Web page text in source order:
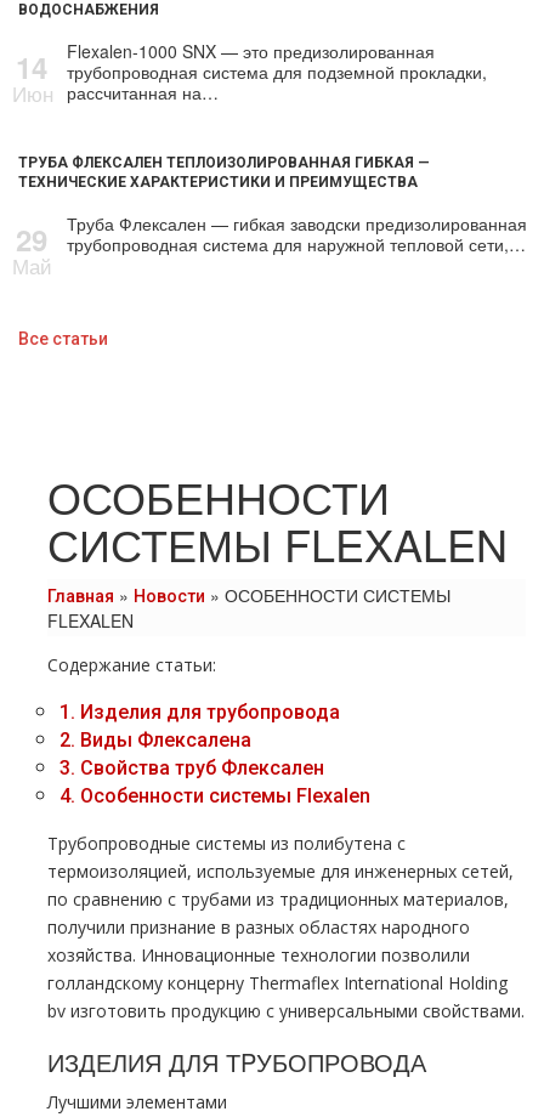
ВОДОСНАБЖЕНИЯ
14
Июн
Flexalen-1000 SNX — это предизолированная
трубопроводная система для подземной прокладки,
рассчитанная на…
ТРУБА ФЛЕКСАЛЕН ТЕПЛОИЗОЛИРОВАННАЯ ГИБКАЯ —
ТЕХНИЧЕСКИЕ ХАРАКТЕРИСТИКИ И ПРЕИМУЩЕСТВА
29
Май
Труба Флексален — гибкая заводски предизолированная
трубопроводная система для наружной тепловой сети,…
Все статьи
ОСОБЕННОСТИ
СИСТЕМЫ FLEXALEN
Главная » Новости » ОСОБЕННОСТИ СИСТЕМЫ
FLEXALEN
Содержание статьи:
1. Изделия для тpубопровода
2. Виды Флексалена
3. Свойства тpуб Флексален
4. Особенности системы Flехalеn
Трубопроводные системы из полибутена с
термоизоляцией, используемые для инженерных сетей,
по сравнению с тpубами из традиционных материалов,
получили признание в разных областях народного
хозяйства. Инновационные технологии позволили
голландскому концерну Thermaflex International Holding
bv изготовить продукцию с универсальными свойствами.
ИЗДЕЛИЯ ДЛЯ ТPУБОПРОВОДА
Лучшими элементами